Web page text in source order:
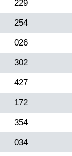
229
254
026
302
427
172
354
034